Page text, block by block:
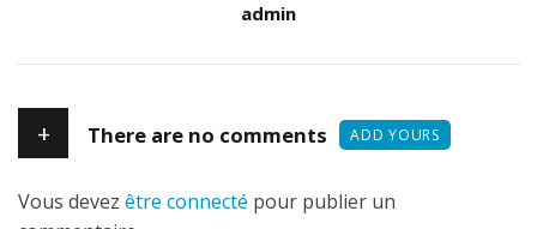
admin
+ There are no comments ADD YOURS
Vous devez être connecté pour publier un